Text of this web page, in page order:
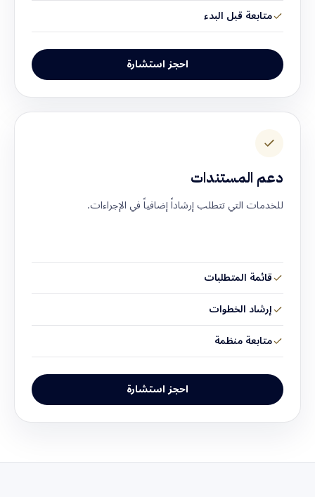
متابعة قبل البدء
احجز استشارة
دعم المستندات
للخدمات التي تتطلب إرشاداً إضافياً في الإجراءات.
قائمة المتطلبات
إرشاد الخطوات
متابعة منظمة
احجز استشارة